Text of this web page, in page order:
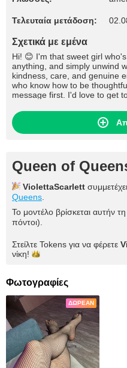
Τελευταία μετάδοση:
Σχετικά με εμένα
Hi! 😊 I'm that sweet girl
anything, and simply unwind
kindness, care, and genuine
who know how to be thoughtful. Don't be shy—send me
message first. I'd love to get
Queen of
ViolettaScarlett
Queens
Το μοντέλο βρίσκεται αυτήν
πόντοι).
Στείλτε Tokens για να φέρετε
νίκη!
Φωτογραφίες
ΔΩΡΕΆΝ